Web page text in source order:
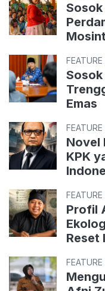
FEATURE
Emas
FEATURE
Novel
KPK
FEATURE
Profil
Reset
FEATURE